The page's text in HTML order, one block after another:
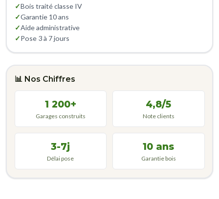
✓Bois traité classe IV
✓Garantie 10 ans
✓Aide administrative
✓Pose 3 à 7 jours
📊 Nos Chiffres
1 200+
Garages construits
4,8/5
Note clients
3-7j
Délai pose
10 ans
Garantie bois